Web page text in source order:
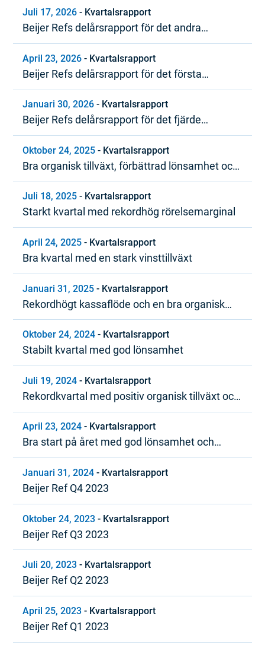
Juli 17, 2026 - Kvartalsrapport
Beijer Refs delårsrapport för det andra
kvartalet 2026
April 23, 2026 - Kvartalsrapport
Beijer Refs delårsrapport för det första
kvartalet 2026
Januari 30, 2026 - Kvartalsrapport
Beijer Refs delårsrapport för det fjärde
kvartalet och bokslutskommuniké 2025
Oktober 24, 2025 - Kvartalsrapport
Bra organisk tillväxt, förbättrad lönsamhet och
starkt kassaflöde
Juli 18, 2025 - Kvartalsrapport
Starkt kvartal med rekordhög rörelsemarginal
April 24, 2025 - Kvartalsrapport
Bra kvartal med en stark vinsttillväxt
Januari 31, 2025 - Kvartalsrapport
Rekordhögt kassaflöde och en bra organisk
tillväxttrend under 2024
Oktober 24, 2024 - Kvartalsrapport
Stabilt kvartal med god lönsamhet
Juli 19, 2024 - Kvartalsrapport
Rekordkvartal med positiv organisk tillväxt och
stark lönsamhet
April 23, 2024 - Kvartalsrapport
Bra start på året med god lönsamhet och
positivt kassaflöde
Januari 31, 2024 - Kvartalsrapport
Beijer Ref Q4 2023
Oktober 24, 2023 - Kvartalsrapport
Beijer Ref Q3 2023
Juli 20, 2023 - Kvartalsrapport
Beijer Ref Q2 2023
April 25, 2023 - Kvartalsrapport
Beijer Ref Q1 2023